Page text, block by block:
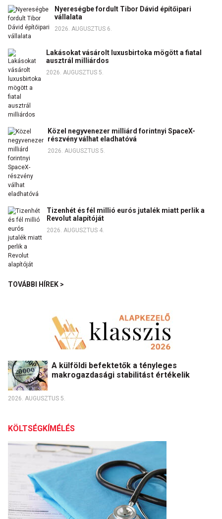
Nyereségbe fordult Tibor Dávid építőipari
vállalata
2026. AUGUSZTUS 6.
Lakásokat vásárolt luxusbirtoka mögött a fiatal
ausztrál milliárdos
2026. AUGUSZTUS 5.
Közel negyvenezer milliárd forintnyi SpaceX-
részvény válhat eladhatóvá
2026. AUGUSZTUS 5.
Tizenhét és fél millió eurós jutalék miatt perlik a
Revolut alapítóját
2026. AUGUSZTUS 4.
TOVÁBBI HÍREK >
A külföldi befektetők a tényleges
makrogazdasági stabilitást értékelik
2026. AUGUSZTUS 5.
KÖLTSÉGKÍMÉLÉS